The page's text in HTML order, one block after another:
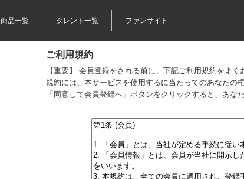
商品一覧 タレント一覧 ファンサイト
ご利用規約
【重要】 会員登録をされる前に、下記ご利用規約をよく
規約には、本サービスを使用するに当たってのあなたの
「同意して会員登録へ」ボタンをクリックすると、あな